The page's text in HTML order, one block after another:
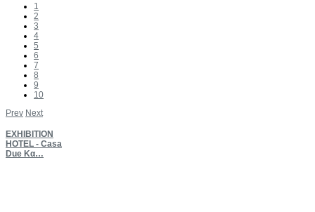
1
2
3
4
5
6
7
8
9
10
Prev Next
EXHIBITION
HOTEL - Casa
Due Κα…